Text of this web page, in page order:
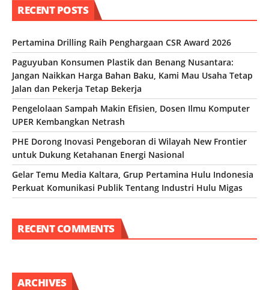
RECENT POSTS
Pertamina Drilling Raih Penghargaan CSR Award 2026
Paguyuban Konsumen Plastik dan Benang Nusantara:
Jangan Naikkan Harga Bahan Baku, Kami Mau Usaha Tetap
Jalan dan Pekerja Tetap Bekerja
Pengelolaan Sampah Makin Efisien, Dosen Ilmu Komputer
UPER Kembangkan Netrash
PHE Dorong Inovasi Pengeboran di Wilayah New Frontier
untuk Dukung Ketahanan Energi Nasional
Gelar Temu Media Kaltara, Grup Pertamina Hulu Indonesia
Perkuat Komunikasi Publik Tentang Industri Hulu Migas
RECENT COMMENTS
ARCHIVES